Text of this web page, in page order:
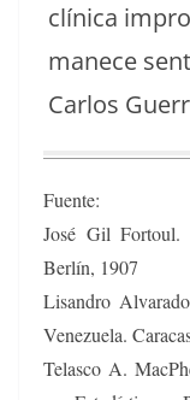
clíni­ca
manece
Car­los
Fuente:
José Gil For­toul.
Berlín, 1907
Lisan­dro
Venezuela.
Telas­co A.